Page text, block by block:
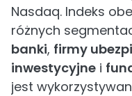
Nasdaq. Indeks
różnych
banki, firmy
inwestycyjne i
jest